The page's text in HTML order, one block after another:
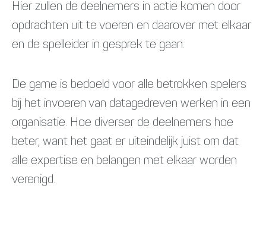
Hier zullen de deelnemers in actie komen door
opdrachten uit te voeren en daarover met elkaar
en de spelleider in gesprek te gaan.
De game is bedoeld voor alle betrokken spelers
bij het invoeren van datagedreven werken in een
organisatie. Hoe diverser de deelnemers hoe
beter, want het gaat er uiteindelijk juist om dat
alle expertise en belangen met elkaar worden
verenigd.